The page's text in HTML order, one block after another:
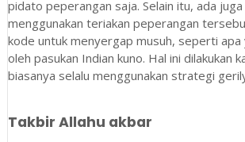
pidato peperangan saja. Selain itu, ada juga
menggunakan teriakan peperangan
kode untuk menyergap musuh, seperti apa
oleh pasukan Indian kuno. Hal ini dilakukan
biasanya selalu menggunakan strategi
Takbir Allahu akbar